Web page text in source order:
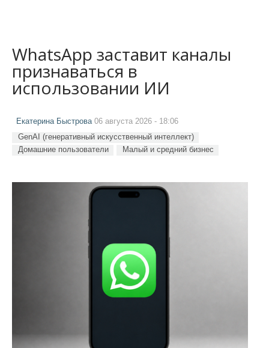
WhatsApp заставит каналы
признаваться в
использовании ИИ
Екатерина Быстрова06 августа 2026 - 18:06
GenAI (генеративный искусственный интеллект)
Домашние пользователи
Малый и средний бизнес